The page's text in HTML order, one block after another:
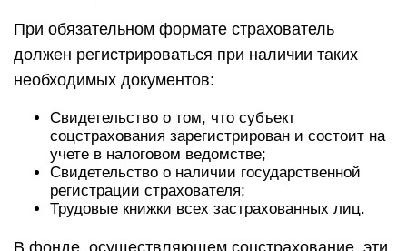
При обязательном формате страхователь
должен регистрироваться при наличии таких
необходимых документов:
Свидетельство о том, что субъект
соцстрахования зарегистрирован и состоит на
учете в налоговом ведомстве;
Свидетельство о наличии государственной
регистрации страхователя;
Трудовые книжки всех застрахованных лиц.
В фонде, осуществляющем соцстрахование, эти